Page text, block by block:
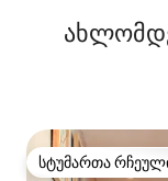
სტუმართა
სტუმართა